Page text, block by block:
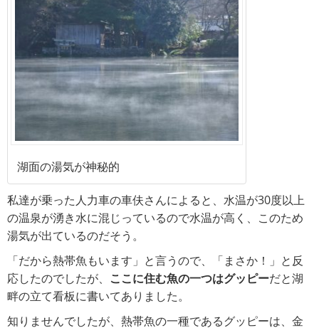
湖面の湯気が神秘的
私達が乗った人力車の車伕さんによると、水温が30度以上
の温泉が湧き水に混じっているので水温が高く、このため
湯気が出ているのだそう。
「だから熱帯魚もいます」と言うので、「まさか！」と反
応したのでしたが、 ここに住む魚の一つはグッピーだと湖
畔の立て看板に書いてありました。
知りませんでしたが、熱帯魚の一種であるグッピーは、金